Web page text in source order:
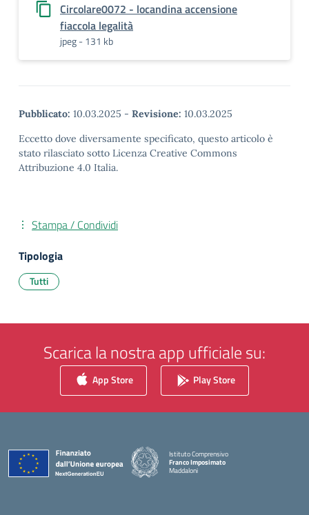
Circolare0072 - locandina accensione
fiaccola legalità
jpeg - 131 kb
Pubblicato: 10.03.2025 - Revisione: 10.03.2025
Eccetto dove diversamente specificato, questo articolo è
stato rilasciato sotto Licenza Creative Commons
Attribuzione 4.0 Italia.
Stampa / Condividi
Tipologia
Tutti
Scarica la nostra app ufficiale su:
App Store Play Store
Istituto Comprensivo
Franco Imposimato
Maddaloni